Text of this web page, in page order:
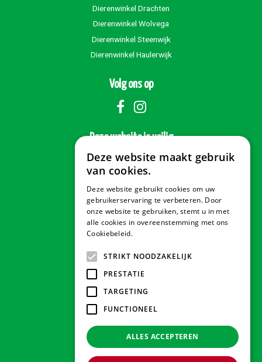
Dierenwinkel Drachten
Dierenwinkel Wolvega
Dierenwinkel Steenwijk
Dierenwinkel Haulerwijk
Volg ons op
Deze website is veilig
Veilig betalen
Contact & Openingstijden
Tuindorado Gorredijk
Tuindorado Wolvega
Deze website maakt gebruik
van cookies.
Deze website gebruikt cookies om uw
gebruikerservaring te verbeteren. Door
onze website te gebruiken, stemt u in met
alle cookies in overeenstemming met ons
Cookiebeleid.
STRIKT NOODZAKELIJK
PRESTATIE
TARGETING
FUNCTIONEEL
ALLES ACCEPTEREN